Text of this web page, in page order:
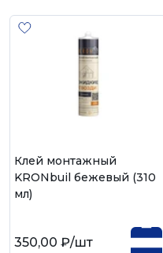
Клей монтажный
KRONbuil бежевый (310
мл)
350,00 ₽/шт